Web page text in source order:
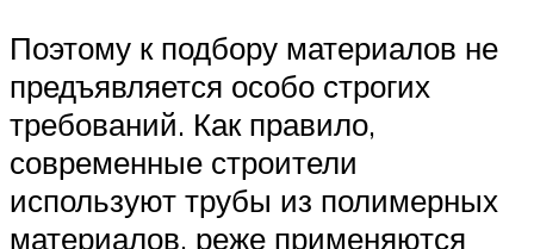
Поэтому к подбору материалов не
предъявляется особо строгих
требований. Как правило,
современные строители
используют трубы из полимерных
материалов, реже применяются